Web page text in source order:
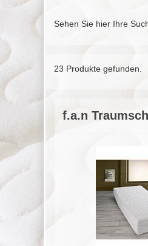
Sehen Sie hier Ihre
23 Produkte gefunden.
f.a.n